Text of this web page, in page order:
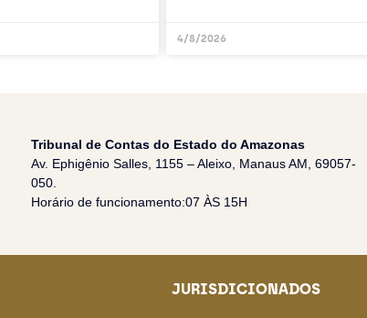
4/8/2026
Tribunal de Contas do Estado do Amazonas
Av. Ephigênio Salles, 1155 – Aleixo, Manaus AM, 69057-
050.
Horário de funcionamento:07 ÀS 15H
JURISDICIONADOS